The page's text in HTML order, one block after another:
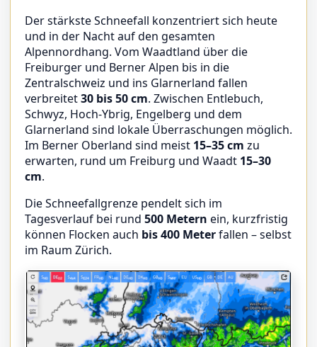
Der stärkste Schneefall konzentriert sich heute
und in der Nacht auf den gesamten
Alpennordhang. Vom Waadtland über die
Freiburger und Berner Alpen bis in die
Zentralschweiz und ins Glarnerland fallen
verbreitet30 bis 50 cm. Zwischen Entlebuch,
Schwyz, Hoch-Ybrig, Engelberg und dem
Glarnerland sind lokale Überraschungen möglich.
Im Berner Oberland sind meist 15–35 cm zu
erwarten, rund um Freiburg und Waadt 15–30
cm.
Die Schneefallgrenze pendelt sich im
Tagesverlauf bei rund 500 Metern ein, kurzfristig
können Flocken auch bis 400 Meterfallen – selbst
im Raum Zürich.